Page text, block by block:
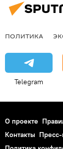
ПОЛИТИКА
Telegram
О проекте
Контакты